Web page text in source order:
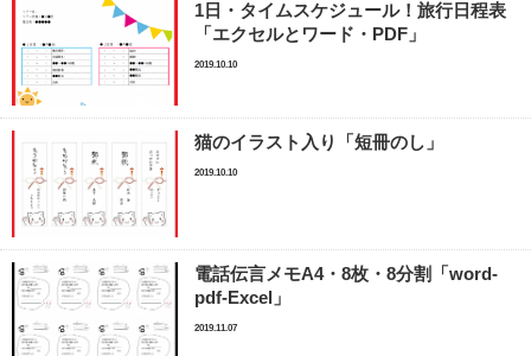
1日・タイムスケジュール！旅行日程表
「エクセルとワード・PDF」
2019.10.10
猫のイラスト入り「短冊のし」
2019.10.10
電話伝言メモA4・8枚・8分割「word-
pdf-Excel」
2019.11.07